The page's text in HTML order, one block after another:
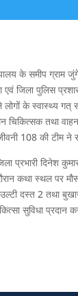
के समीप ग्राम
जिला पुलिस
के स्वास्थ्य गत्
चिकित्सक तथा
108 की टीम ने
प्रभारी दिनेश
कथा स्थल पर
दस्त 2 तथा
सुविधा प्रदान